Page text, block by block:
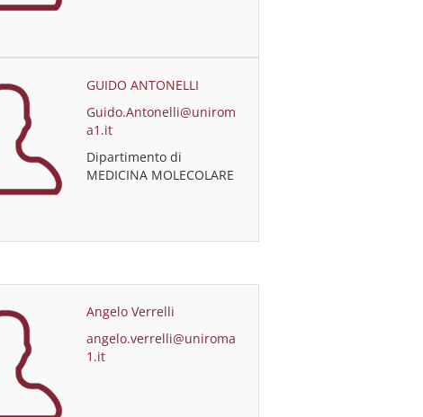
GUIDO ANTONELLI
Guido.Antonelli@unirom
a1.it
Dipartimento di
MEDICINA MOLECOLARE
Angelo Verrelli
angelo.verrelli@uniroma
1.it